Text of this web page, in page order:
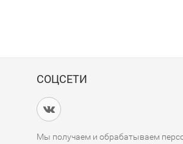
СОЦСЕТИ
Мы получаем и обрабатываем